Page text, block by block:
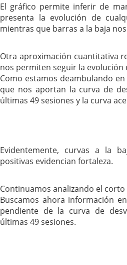
El gráfico permite inferir de
presenta la evolución de
mientras que barras a la baja
Otra aproximación cuantitativa
nos permiten seguir la evolución
Como estamos deambulando
que nos aportan la curva de
últimas 49 sesiones y la curva
Evidentemente, curvas a la
positivas evidencian fortaleza.
Continuamos analizando el corto
Buscamos ahora información
pendiente de la curva de
últimas 49 sesiones.